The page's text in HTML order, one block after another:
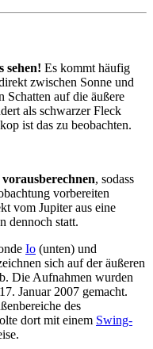
sehen! Es kommt häufig
zwischen Sonne und
Schatten auf die äußere
als schwarzer Fleck
ist das zu beobachten.
vorausberechnen, sodass
vorbereiten
vom Jupiter aus eine
dennoch statt.
Io (unten) und
sich auf der äußeren
Die Aufnahmen wurden
Januar 2007 gemacht.
des
dort mit einem Swing-